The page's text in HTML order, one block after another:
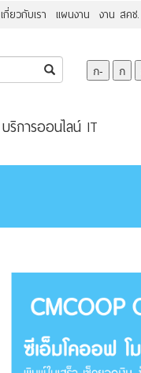
เกี่ยวกับเรา แผนงาน งาน สคช.
ก- ก
บริการออนไลน์ IT